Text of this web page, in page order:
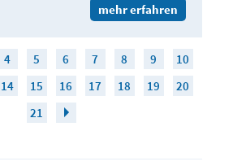
mehr erfahren
4 5 6 7 8 9
10
14 15 16 17 18 19
20
21